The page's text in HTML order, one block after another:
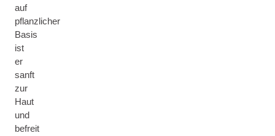
auf
pflanzlicher
Basis
ist
er
sanft
zur
Haut
und
befreit